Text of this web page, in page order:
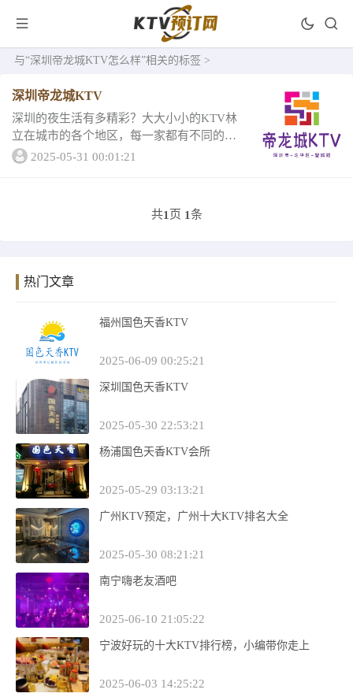
与“深圳帝龙城KTV怎么样”相关的标签 >
深圳帝龙城KTV
深圳的夜生活有多精彩？大大小小的KTV林
立在城市的各个地区，每一家都有不同的好
玩和套餐，小编为大家整理了深圳帝龙城KT
2025-05-31 00:01:21
共1 页 1条
热门文章
福州国色天香KTV
2025-06-09 00:25:21
深圳国色天香KTV
2025-05-30 22:53:21
杨浦国色天香KTV会所
2025-05-29 03:13:21
广州KTV预定，广州十大KTV排名大全
2025-05-30 08:21:21
南宁嗨老友酒吧
2025-06-10 21:05:22
宁波好玩的十大KTV排行榜，小编带你走上
2025-06-03 14:25:22